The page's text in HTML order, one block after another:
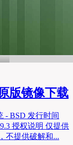
版镜像下载
- BSD 发行时间
授权说明 仅提供
不提供破解和...